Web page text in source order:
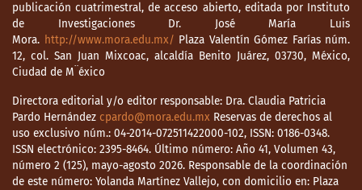
publicación cuatrimestral, de acceso abierto, editada por Instituto
de Investigaciones Dr. José María Luis
Mora. http://www.mora.edu.mx/ Plaza Valentín Gómez Farías núm.
12, col. San Juan Mixcoac, alcaldía Benito Juárez, 03730, México,
Ciudad de M¨éxico
Directora editorial y/o editor responsable: Dra. Claudia Patricia
Pardo Hernández cpardo@mora.edu.mx Reservas de derechos al
uso exclusivo núm.: 04-2014-072511422000-102, ISSN: 0186-0348.
ISSN electrónico: 2395-8464. Último número: Año 41, Volumen 43,
número 2 (125), mayo-agosto 2026. Responsable de la coordinación
de este número: Yolanda Martínez Vallejo, con domicilio en: Plaza